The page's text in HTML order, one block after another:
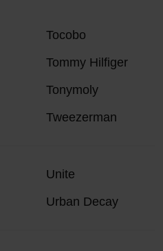
Tocobo
Tommy Hilfiger
Tonymoly
Tweezerman
Unite
Urban Decay